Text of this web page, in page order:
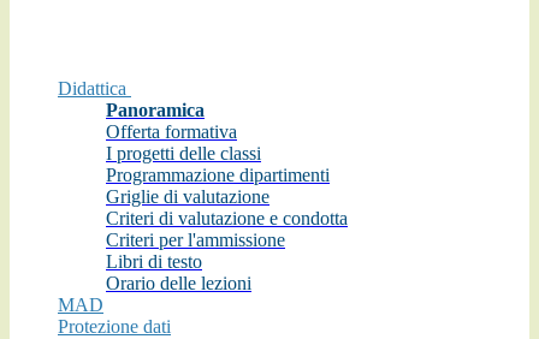
Didattica
Panoramica
Offerta formativa
I progetti delle classi
Programmazione dipartimenti
Griglie di valutazione
Criteri di valutazione e condotta
Criteri per l'ammissione
Libri di testo
Orario delle lezioni
MAD
Protezione dati